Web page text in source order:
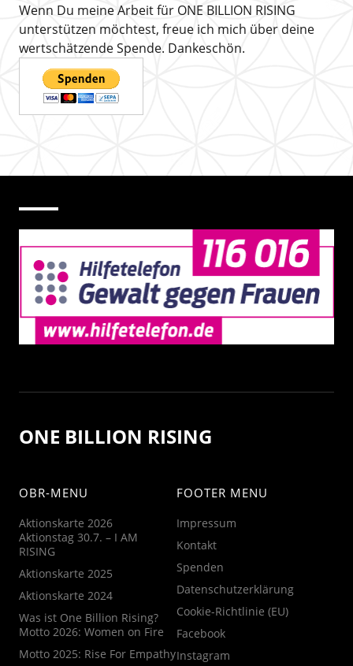
Wenn Du meine Arbeit für ONE BILLION RISING
unterstützen möchtest, freue ich mich über deine
wertschätzende Spende. Dankeschön.
ONE BILLION RISING
OBR-MENU
Aktionskarte 2026
Aktionstag 30.7. – I AM
RISING
Aktionskarte 2025
Aktionskarte 2024
Was ist One Billion Rising?
Motto 2026: Women on Fire
Motto 2025: Rise For Empathy
FOOTER MENU
Impressum
Kontakt
Spenden
Datenschutzerklärung
Cookie-Richtlinie (EU)
Facebook
Instagram